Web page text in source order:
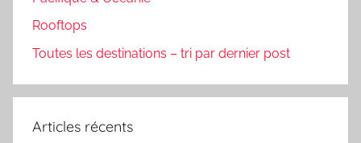
Rooftops
Toutes les destinations – tri par dernier post
Articles récents